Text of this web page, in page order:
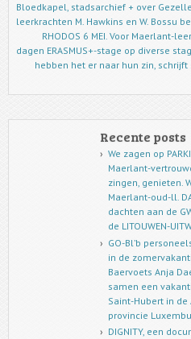
Bloedkapel, stadsarchief + over
leerkrachten M. Hawkins en W. Bossu
RHODOS 6 MEI. Voor Maerlant-
dagen ERASMUS+-stage op diverse
hebben het er naar hun zin,
Recente posts
We zagen op
Maerlant-
zingen, genieten.
Maerlant-oud-ll.
dachten aan de
de LITOUWEN-
GO-Bl’b
in de
Baervoets Anja
samen een
Saint-Hubert in de
provincie
DIGNITY, een